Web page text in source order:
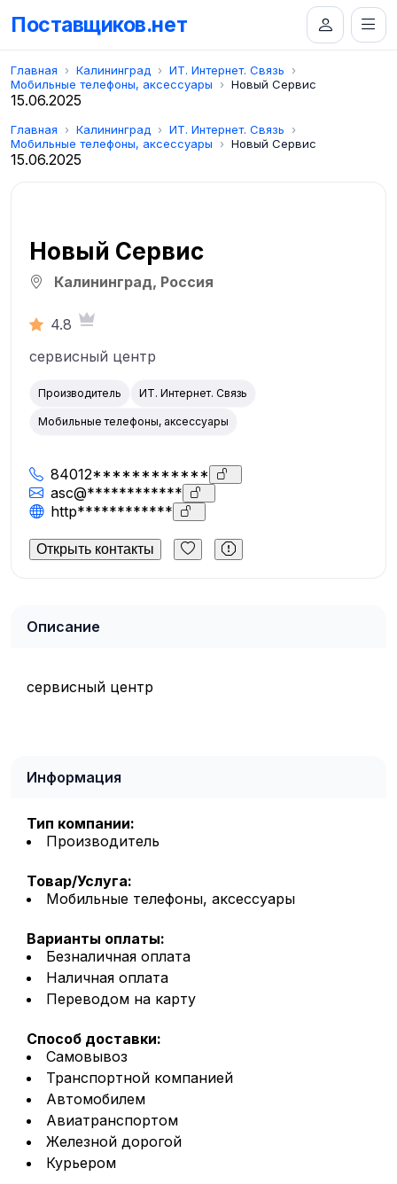
Поставщиков.нет
Главная Калининград
ИТ. Интернет. Связь
Мобильные телефоны, аксессуары
Новый Сервис
15.06.2025
Главная Калининград
ИТ. Интернет. Связь
Мобильные телефоны, аксессуары
Новый Сервис
15.06.2025
Новый Сервис
Калининград, Россия
4.8
сервисный центр
Производитель ИТ. Интернет. Связь
Мобильные телефоны, аксессуары
84012************
asc@************
http************
Открыть контакты
Описание
сервисный центр
Информация
Тип компании:
Производитель
Товар/Услуга:
Мобильные телефоны, аксессуары
Варианты оплаты:
Безналичная оплата
Наличная оплата
Переводом на карту
Способ доставки:
Самовывоз
Транспортной компанией
Автомобилем
Авиатранспортом
Железной дорогой
Курьером